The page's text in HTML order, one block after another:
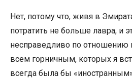
Нет, потому что, живя в
потратить не больше лавра, и
несправедливо по
всем горничным, которых я
всегда была бы